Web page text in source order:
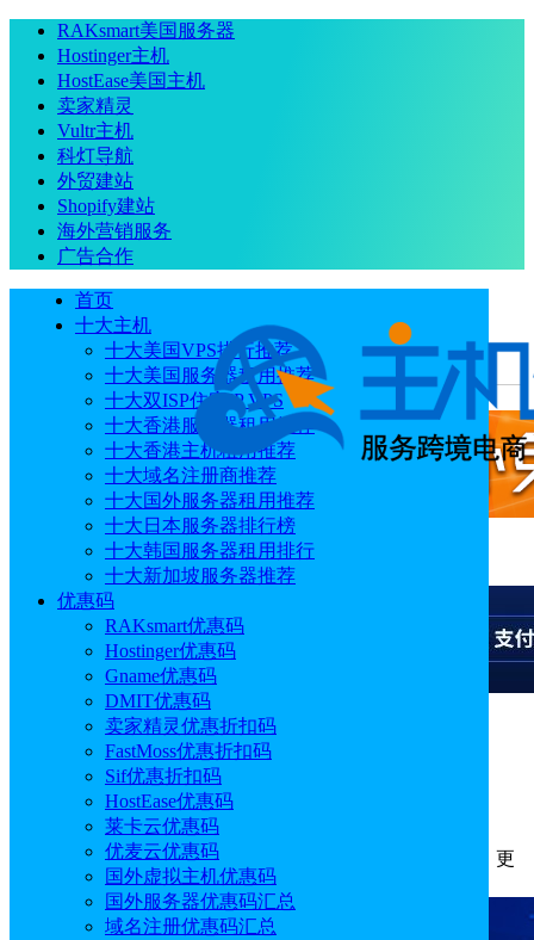
RAKsmart美国服务器
Hostinger主机
HostEase美国主机
卖家精灵
Vultr主机
科灯导航
外贸建站
Shopify建站
海外营销服务
广告合作
首页
十大主机
十大美国VPS排行推荐
十大美国服务器租用推荐
十大双ISP住宅IP VPS
十大香港服务器租用推荐
十大香港主机租用推荐
十大域名注册商推荐
十大国外服务器租用推荐
十大日本服务器排行榜
十大韩国服务器租用排行
十大新加坡服务器推荐
优惠码
RAKsmart优惠码
Hostinger优惠码
Gname优惠码
DMIT优惠码
卖家精灵优惠折扣码
FastMoss优惠折扣码
Sif优惠折扣码
HostEase优惠码
莱卡云优惠码
优麦云优惠码
国外虚拟主机优惠码
国外服务器优惠码汇总
域名注册优惠码汇总
当前位置：首页 主机 Lightlayer轻量云服务器怎么样?
Lightlayer轻量云服务器怎么样?
作者: sunny 分类:主机
更
新于: 2026.01.19 14:20:32